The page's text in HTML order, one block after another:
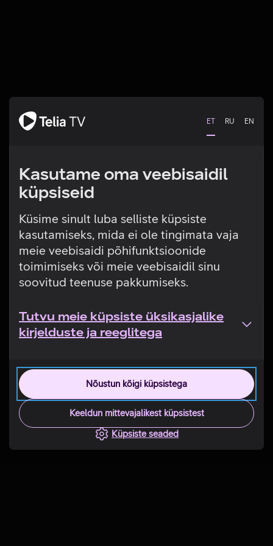
ET RU EN
Kasutame oma veebisaidil
küpsiseid
Küsime sinult luba selliste küpsiste
kasutamiseks, mida ei ole tingimata vaja
meie veebisaidi põhifunktsioonide
toimimiseks või meie veebisaidil sinu
soovitud teenuse pakkumiseks.
Tutvu meie küpsiste üksikasjalike
kirjelduste ja reeglitega
Nõustun kõigi küpsistega
Keeldun mittevajalikest küpsistest
Küpsiste seaded
Tehniline viga